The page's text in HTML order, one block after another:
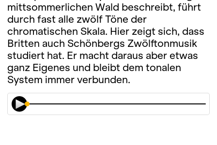
mittsommerlichen Wald beschreibt, führt
durch fast alle zwölf Töne der
chromatischen Skala. Hier zeigt sich, dass
Britten auch Schönbergs Zwölftonmusik
studiert hat. Er macht daraus aber etwas
ganz Eigenes und bleibt dem tonalen
System immer verbunden.